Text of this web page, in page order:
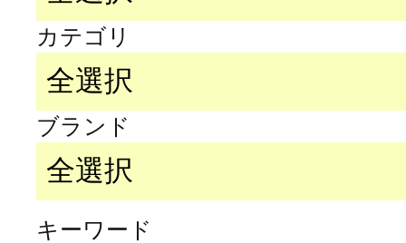
カテゴリ
ブランド
キーワード